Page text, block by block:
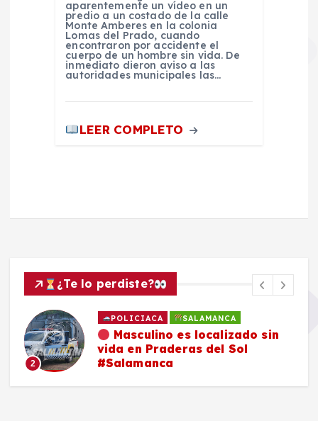
aparentemente un vídeo en un
predio a un costado de la calle
Monte Amberes en la colonia
Lomas del Prado, cuando
encontraron por accidente el
cuerpo de un hombre sin vida. De
inmediato dieron aviso a las
autoridades municipales las…
LEER COMPLETO
¿Te lo perdiste?
2
POLICIACA SALAMANCA
Masculino es localizado sin
vida en Praderas del Sol
#Salamanca